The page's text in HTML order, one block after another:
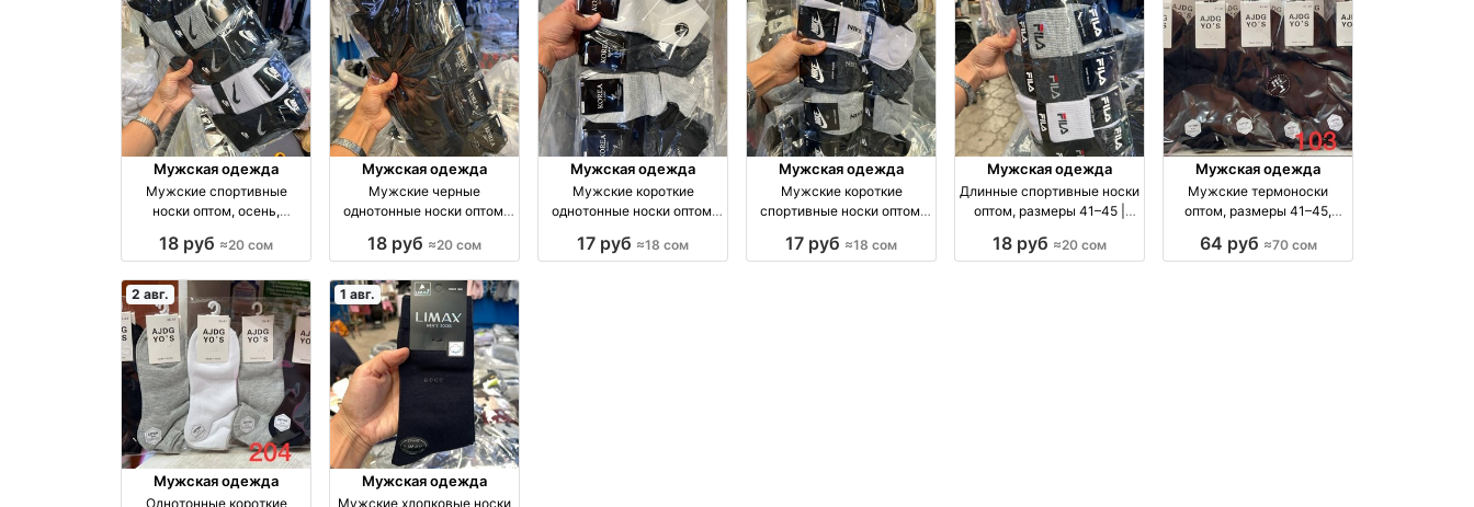
Мужская одежда
Мужские спортивные
носки оптом, осень,
производство Россия
18 руб ≈20 сом
Мужская одежда
Мужские черные
однотонные носки оптом,
производство Россия
18 руб ≈20 сом
Мужская одежда
Мужские короткие
однотонные носки оптом,
производство Киргизия
17 руб ≈18 сом
Мужская одежда
Мужские короткие
спортивные носки оптом,
производство Киргизия
17 руб ≈18 сом
Мужская одежда
Длинные спортивные носки
оптом, размеры 41–45 |
производство Россия
18 руб ≈20 сом
Мужская одежда
Мужские термоноски
оптом, размеры 41–45,
производство Киргизия
64 руб ≈70 сом
2 авг.
Мужская одежда
Однотонные короткие
1 авг.
Мужская одежда
Мужские хлопковые носки